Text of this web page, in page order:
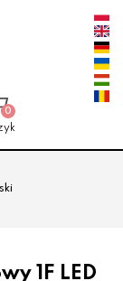
0
1F LED